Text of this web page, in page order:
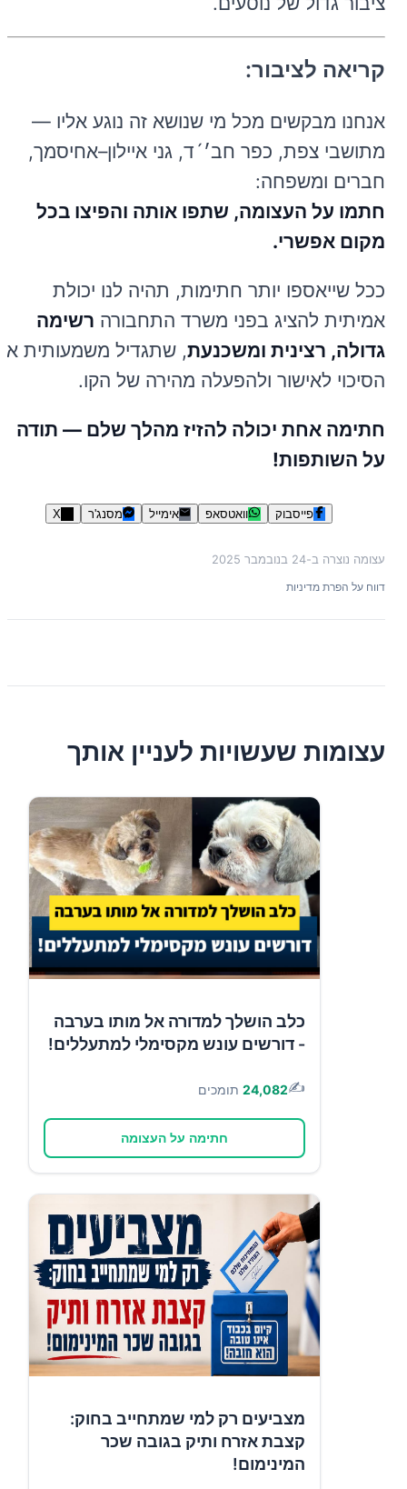
קריאה לציבור:
אנחנו מבקשים מכל מי שנושא זה נוגע אליו —
מתושבי צפת, כפר חב׳´ד, גני איילון–אחיסמך,
חברים ומשפחה:
חתמו על העצומה, שתפו אותה והפיצו בכל
מקום אפשרי.
ככל שייאספו יותר חתימות, תהיה לנו יכולת
אמיתית להציג בפני משרד התחבורה רשימה
גדולה, רצינית ומשכנעת, שתגדיל משמעותית
הסיכוי לאישור ולהפעלה מהירה של הקו.
חתימה אחת יכולה להזיז מהלך שלם — תודה
על השותפות!
פייסבוק וואטסאפ אימייל מסנג'ר X
עצומה נוצרה ב-24 בנובמבר 2025
דווח על הפרת מדיניות
עצומות שעשויות לעניין אותך
כלב הושלך למדורה אל מותו בערבה
- דורשים עונש מקסימלי למתעללים!
✍️
24,082 תומכים
חתימה על העצומה
מצביעים רק למי שמתחייב בחוק:
קצבת אזרח ותיק בגובה שכר
המינימום!